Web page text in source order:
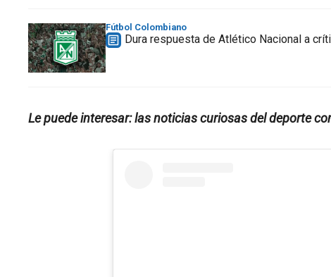
Fútbol Colombiano
Dura respuesta de Atlético Nacional a
Le puede interesar: las noticias curiosas del deporte